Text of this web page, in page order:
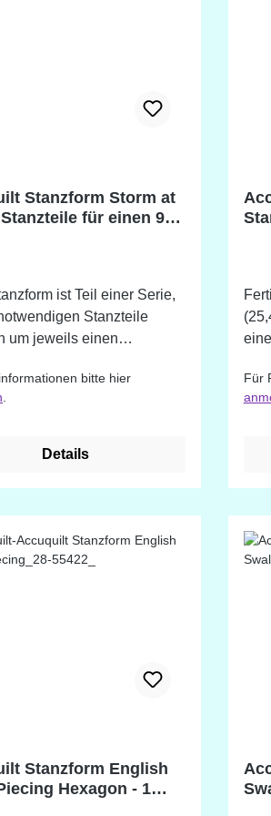
Stanzform Storm at
für einen 9-
ist Teil einer Serie,
Stanzteile
um jeweils einen
nennt dieses System BOB
Teile für einen
6-1/2 x 3-1/2 inch (ca. 16,5 x
halbes Rechteck (Dreieck)
1/2 inch (ca. 9,5 x 6,4 cm) -
2 x 2 inch (ca. 5,1 x 5,1
(Dreieck) 2 x
x 5,1 cm) - (H) Halbquadrat
bitte hier
Details
(25,4 cm).
Für
Stanzform English
Hexagon - 1